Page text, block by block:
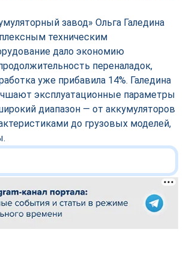
завод» Ольга Галедина
техническим
дало экономию
переналадок,
уже прибавила 14%. Галедина
эксплуатационные параметры
диапазон — от аккумуляторов
до грузовых моделей,